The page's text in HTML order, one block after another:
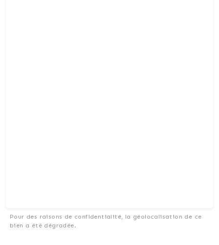
Pour des raisons de confidentialité, la géolocalisation de ce
bien a été dégradée.